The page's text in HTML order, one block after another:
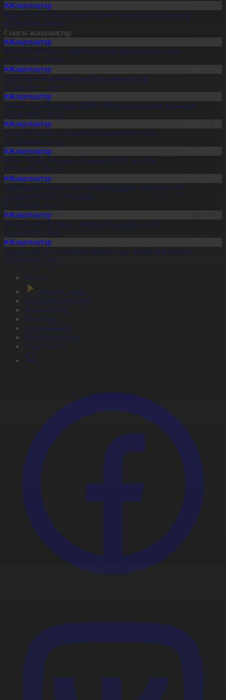
#Жаңалықтар
Құрылтай: Үгіт-насихат жұмыстары жалғасып жатыр
07.08.2026, 20:01
Соңғы жаңалықтар
#Жаңалықтар
Мерейлі отбасы – тәрбие мен дәстүр сабақтастығы
07.08.2026, 20:19
#Жаңалықтар
СҚО-да егін орағына әзірлік пысықталды
07.08.2026, 20:17
#Жаңалықтар
«Болашақ ойындары-2026»: 180 млн қаралым жиналды
07.08.2026, 20:15
#Жаңалықтар
Ақкерегешың – ақ жартасқа қашалған тарих
07.08.2026, 20:14
#Жаңалықтар
Биыл тұзды көлдерде 6 адам қайтыс болған
07.08.2026, 20:13
#Жаңалықтар
Президент солтүстіктегі тұрғындарды облыстың 90
жылдығымен құттықтады
07.08.2026, 20:11
#Жаңалықтар
Жаңа Конституция – жарқын болашақ кепілі
07.08.2026, 20:11
#Жаңалықтар
Құрылтай: Үгіт-насихат жұмыстары жалғасып жатыр
07.08.2026, 20:01
Басты
Тікелей эфир
Бағдарлама кестесі
Жаңалықтар
Жобалар
Телехикаялар
Мультсериалдар
Видеоархив